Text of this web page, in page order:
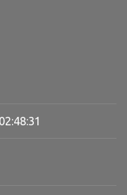
02:48:32